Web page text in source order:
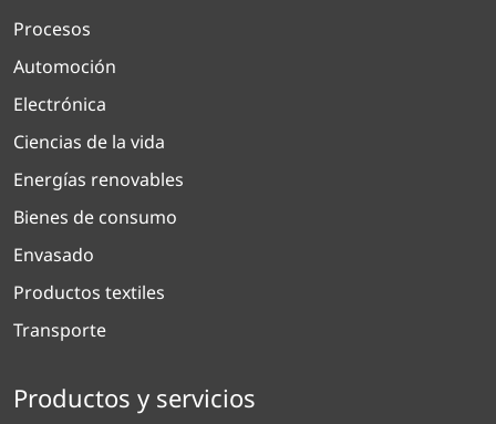
Procesos
Automoción
Electrónica
Ciencias de la vida
Energías renovables
Bienes de consumo
Envasado
Productos textiles
Transporte
Productos y servicios